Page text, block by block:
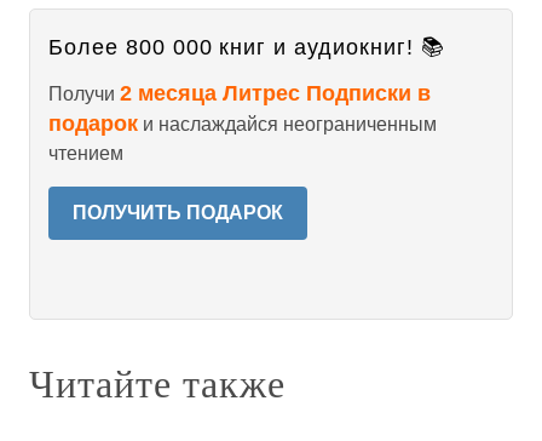
Более 800 000 книг и аудиокниг! 📚
Получи 2 месяца Литрес Подписки в
подарок и наслаждайся неограниченным
чтением
ПОЛУЧИТЬ ПОДАРОК
Читайте также